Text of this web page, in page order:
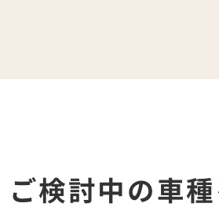
ご検討中の車